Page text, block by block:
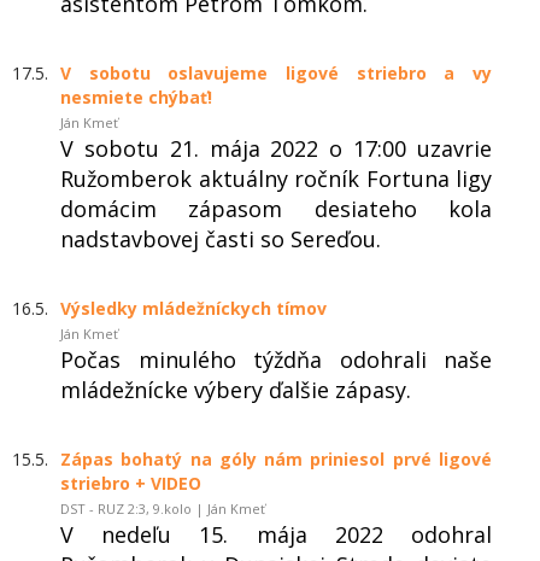
17.5. V sobotu oslavujeme ligové striebro a vy
nesmiete chýbať!
Ján Kmeť
V sobotu 21. mája 2022 o 17:00 uzavrie
Ružomberok aktuálny ročník Fortuna ligy
domácim zápasom desiateho kola
nadstavbovej časti so Sereďou.
16.5. Výsledky mládežníckych tímov
Ján Kmeť
Počas minulého týždňa odohrali naše
mládežnícke výbery ďalšie zápasy.
15.5.
Zápas bohatý na góly nám priniesol prvé ligové
striebro + VIDEO
DST - RUZ 2:3, 9.kolo | Ján Kmeť
V nedeľu 15. mája 2022 odohral